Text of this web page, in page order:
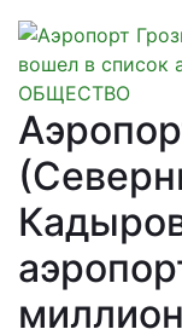
ОБЩЕСТВО